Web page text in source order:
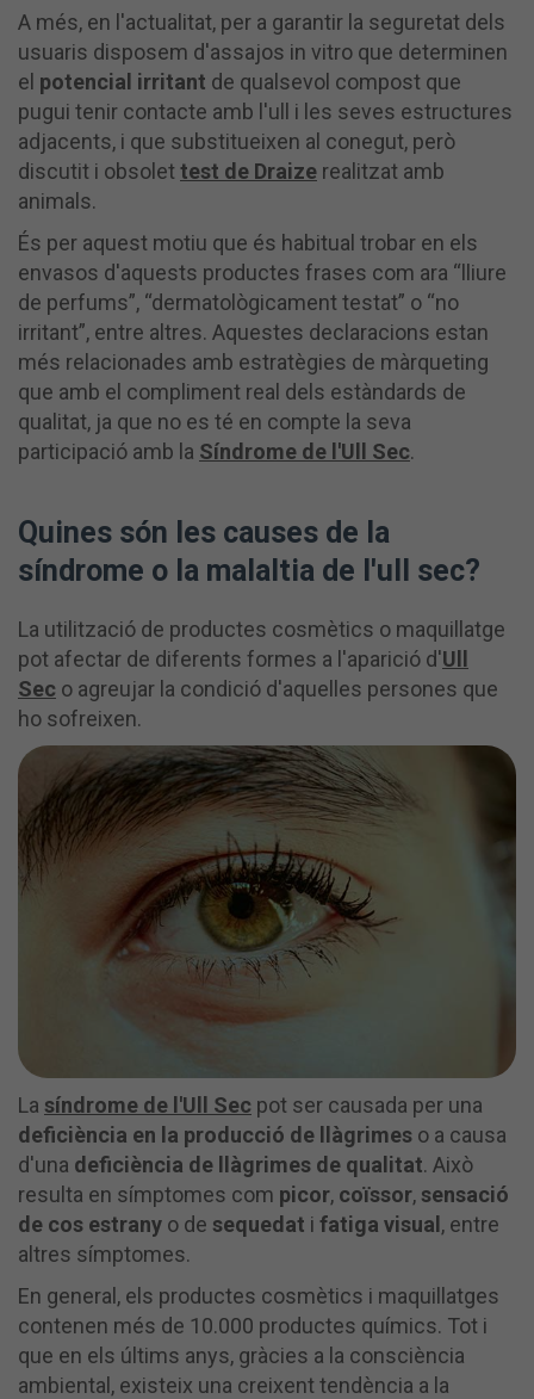
A més, en l'actualitat, per a garantir la seguretat dels
usuaris disposem d'assajos in vitro que determinen
el potencial irritant de qualsevol compost que
pugui tenir contacte amb l'ull i les seves estructures
adjacents, i que substitueixen al conegut, però
discutit i obsolettest de Draize realitzat amb
animals.
És per aquest motiu que és habitual trobar en els
envasos d'aquests productes frases com ara “lliure
de perfums”, “dermatològicament testat” o “no
irritant”, entre altres. Aquestes declaracions estan
més relacionades amb estratègies de màrqueting
que amb el compliment real dels estàndards de
qualitat, ja que no es té en compte la seva
participació amb la Síndrome de l'Ull Sec.
Quines són les causes de la
síndrome o la malaltia de l'ull sec?
La utilització de productes cosmètics o maquillatge
pot afectar de diferents formes a l'aparició d'Ull
Sec o agreujar la condició d'aquelles persones que
ho sofreixen.
La síndrome de l'Ull Sec pot ser causada per una
deficiència en la producció de llàgrimes o a causa
d'una deficiència de llàgrimes de qualitat. Això
resulta en símptomes com picor, coïssor, sensació
de cos estrany o de sequedat i fatiga visual , entre
altres símptomes.
En general, els productes cosmètics i maquillatges
contenen més de 10.000 productes químics. Tot i
que en els últims anys, gràcies a la consciència
ambiental, existeix una creixent tendència a la